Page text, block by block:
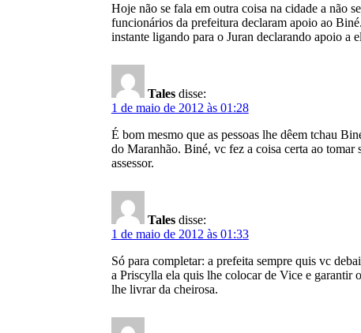
Hoje não se fala em outra coisa na cidade a não
funcionários da prefeitura declaram apoio ao
instante ligando para o Juran declarando apoio a
Tales disse:
1 de maio de 2012 às 01:28
É bom mesmo que as pessoas lhe dêem tchau
do Maranhão. Biné, vc fez a coisa certa ao tomar
assessor.
Tales disse:
1 de maio de 2012 às 01:33
Só para completar: a prefeita sempre quis vc
a Priscylla ela quis lhe colocar de Vice e garantir
lhe livrar da cheirosa.